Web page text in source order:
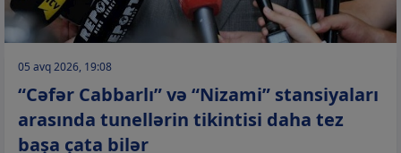
05 avq 2026, 19:08
“Cəfər Cabbarlı” və “Nizami” stansiyaları
arasında tunellərin tikintisi daha tez
başa çata bilər